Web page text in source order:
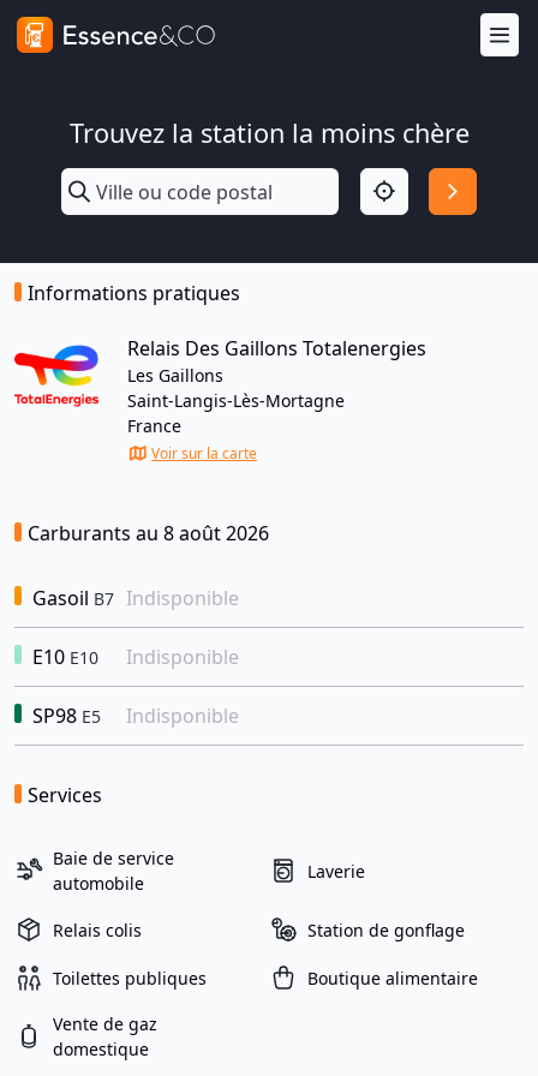
Trouvez la station la moins chère
Informations pratiques
Relais Des Gaillons Totalenergies
Les Gaillons
Saint-Langis-Lès-Mortagne
France
Voir sur la carte
Carburants au 8 août 2026
Gasoil B7 Indisponible
E10 E10 Indisponible
SP98 E5 Indisponible
Services
Baie de service
automobile
Laverie
Relais colis Station de gonflage
Toilettes publiques Boutique alimentaire
Vente de gaz
domestique